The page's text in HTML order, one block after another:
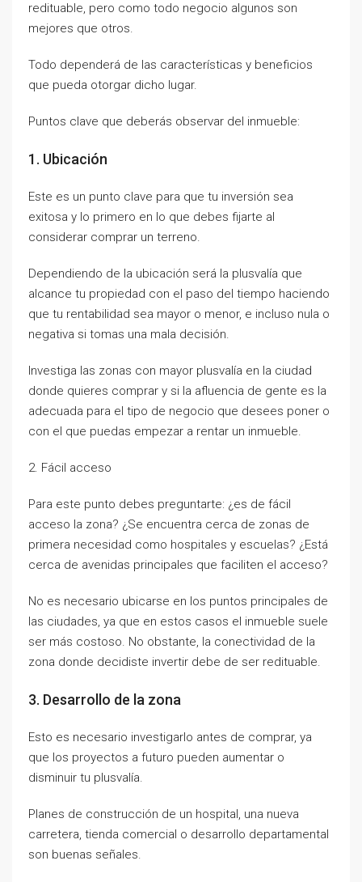
redituable, pero como todo negocio algunos son
mejores que otros.
Todo dependerá de las características y beneficios
que pueda otorgar dicho lugar.
Puntos clave que deberás observar del inmueble:
1. Ubicación
Este es un punto clave para que tu inversión sea
exitosa y lo primero en lo que debes fijarte al
considerar comprar un terreno.
Dependiendo de la ubicación será la plusvalía que
alcance tu propiedad con el paso del tiempo haciendo
que tu rentabilidad sea mayor o menor, e incluso nula o
negativa si tomas una mala decisión.
Investiga las zonas con mayor plusvalía en la ciudad
donde quieres comprar y si la afluencia de gente es la
adecuada para el tipo de negocio que desees poner o
con el que puedas empezar a rentar un inmueble.
2. Fácil acceso
Para este punto debes preguntarte: ¿es de fácil
acceso la zona? ¿Se encuentra cerca de zonas de
primera necesidad como hospitales y escuelas? ¿Está
cerca de avenidas principales que faciliten el acceso?
No es necesario ubicarse en los puntos principales de
las ciudades, ya que en estos casos el inmueble suele
ser más costoso. No obstante, la conectividad de la
zona donde decidiste invertir debe de ser redituable.
3. Desarrollo de la zona
Esto es necesario investigarlo antes de comprar, ya
que los proyectos a futuro pueden aumentar o
disminuir tu plusvalía.
Planes de construcción de un hospital, una nueva
carretera, tienda comercial o desarrollo departamental
son buenas señales.